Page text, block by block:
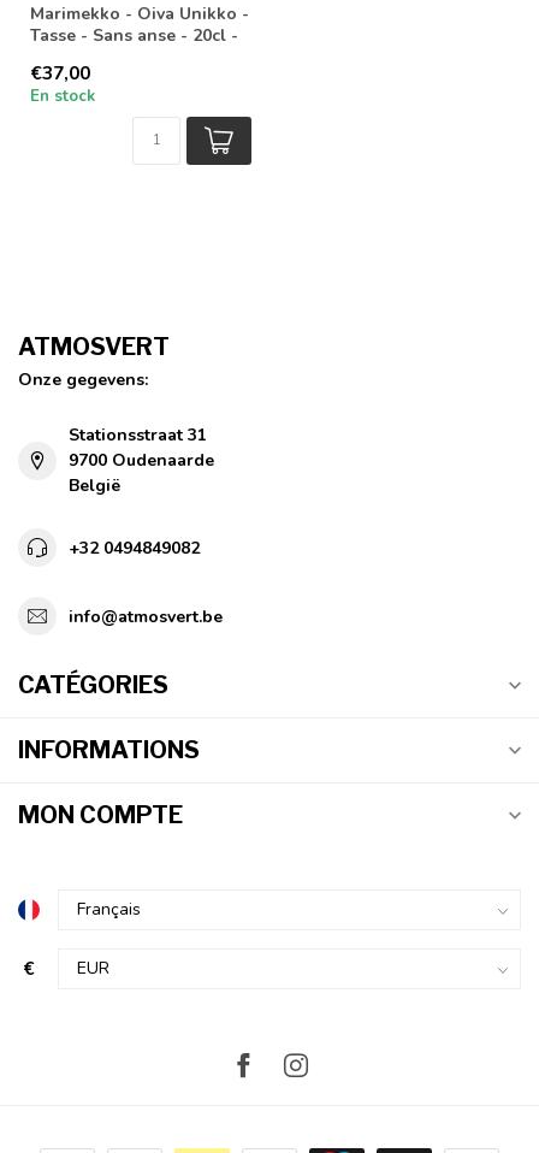
Marimekko - Oiva Unikko -
Tasse - Sans anse - 20cl -
€37,00
En stock
ATMOSVERT
Onze gegevens:
Stationsstraat 31
9700 Oudenaarde
België
+32 0494849082
info@atmosvert.be
CATÉGORIES
INFORMATIONS
MON COMPTE
€